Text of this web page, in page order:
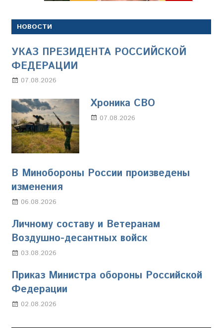
НОВОСТИ
УКАЗ ПРЕЗИДЕНТА РОССИЙСКОЙ
ФЕДЕРАЦИИ
07.08.2026
Хроника СВО
07.08.2026
В Минобороны России произведены
изменения
06.08.2026
Личному составу и Ветеранам
Воздушно-десантных войск
03.08.2026
Приказ Министра обороны Российской
Федерации
02.08.2026